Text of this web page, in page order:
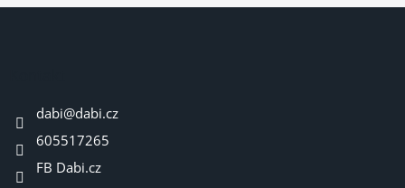
dabi@dabi.cz
605517265
FB Dabi.cz